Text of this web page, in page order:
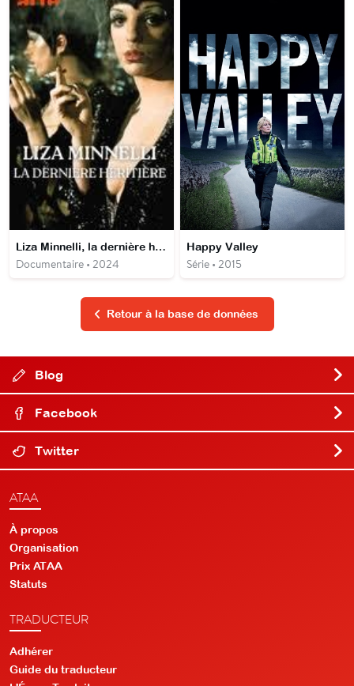
Liza Minnelli, la dernière héritière d'Hollywood
Documentaire • 2024
Happy Valley
Série • 2015
Retour à la base de données
Blog
Facebook
Twitter
ATAA
À propos
Organisation
Prix ATAA
Statuts
TRADUCTEUR
Adhérer
Guide du traducteur